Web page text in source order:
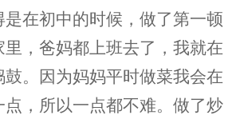
是在初中的时候，做了第一顿
，爸妈都上班去了，我就在
鼓。因为妈妈平时做菜我会在
点，所以一点都不难。做了炒